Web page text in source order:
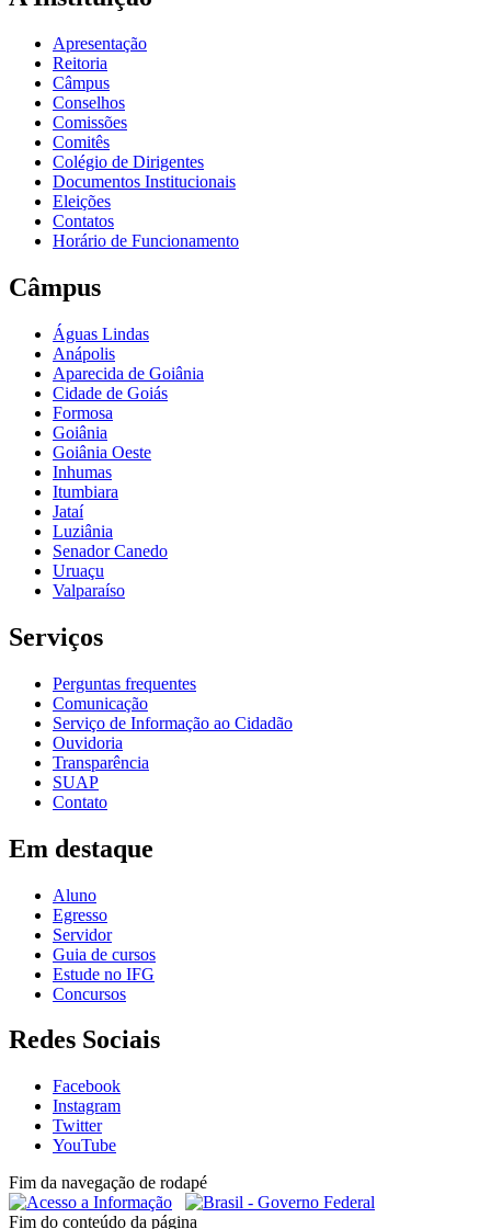
Apresentação
Reitoria
Câmpus
Conselhos
Comissões
Comitês
Colégio de Dirigentes
Documentos Institucionais
Eleições
Contatos
Horário de Funcionamento
Câmpus
Águas Lindas
Anápolis
Aparecida de Goiânia
Cidade de Goiás
Formosa
Goiânia
Goiânia Oeste
Inhumas
Itumbiara
Jataí
Luziânia
Senador Canedo
Uruaçu
Valparaíso
Serviços
Perguntas frequentes
Comunicação
Serviço de Informação ao Cidadão
Ouvidoria
Transparência
SUAP
Contato
Em destaque
Aluno
Egresso
Servidor
Guia de cursos
Estude no IFG
Concursos
Redes Sociais
Facebook
Instagram
Twitter
YouTube
Fim da navegação de rodapé
Fim do conteúdo da página